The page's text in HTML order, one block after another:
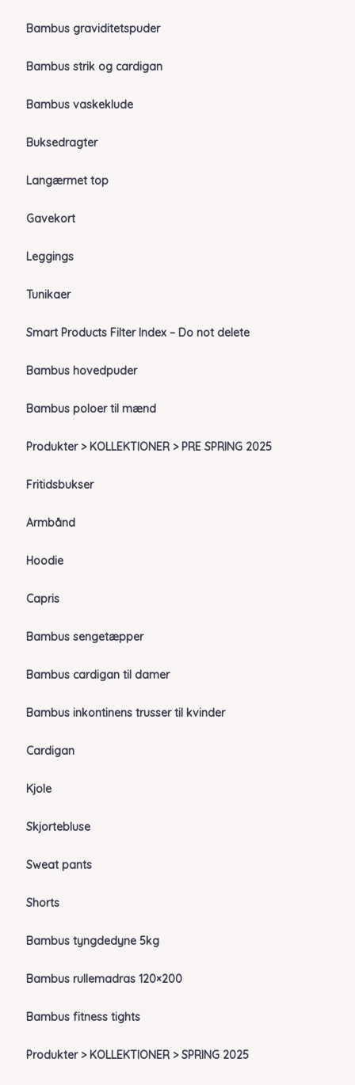
Bambus graviditetspuder
Bambus strik og cardigan
Bambus vaskeklude
Buksedragter
Langærmet top
Gavekort
Leggings
Tunikaer
Smart Products Filter Index – Do not delete
Bambus hovedpuder
Bambus poloer til mænd
Produkter > KOLLEKTIONER > PRE SPRING 2025
Fritidsbukser
Armbånd
Hoodie
Capris
Bambus sengetæpper
Bambus cardigan til damer
Bambus inkontinens trusser til kvinder
Cardigan
Kjole
Skjortebluse
Sweat pants
Shorts
Bambus tyngdedyne 5kg
Bambus rullemadras 120×200
Bambus fitness tights
Produkter > KOLLEKTIONER > SPRING 2025